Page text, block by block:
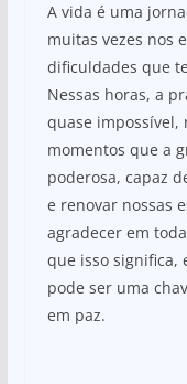
s
A
p
p
e
b
o
o
k
A vida é uma
muitas vezes nos
dificuldades que
Nessas horas, a
quase impossível,
momentos que a
poderosa, capaz
e renovar nossas
agradecer em
que isso significa,
pode ser uma
em paz.